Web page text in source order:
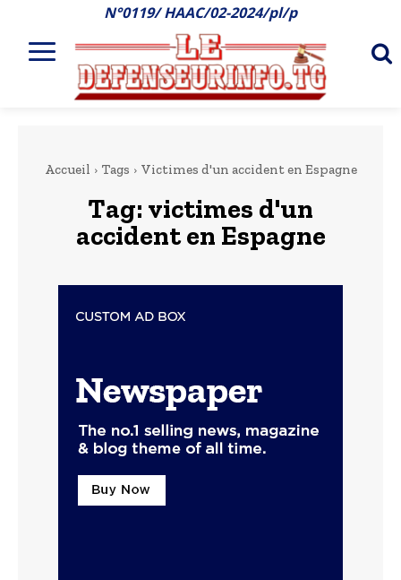
N°0119/ HAAC/02-2024/pl/p
Accueil Tags Victimes d'un accident en Espagne
Tag: victimes d'un
accident en Espagne